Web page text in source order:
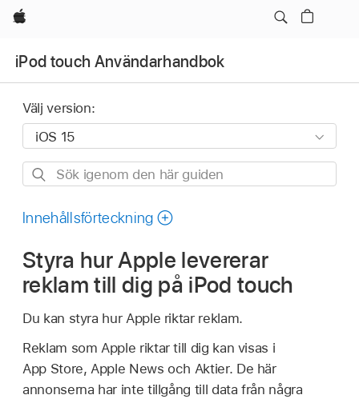
Apple
iPod touch Användarhandbok
Välj version:
Sök
den
guiden
Innehållsförteckning
Styra hur Apple levererar
reklam till dig på iPod touch
Du kan styra hur Apple riktar reklam.
Reklam som Apple riktar till dig kan visas i
App Store, Apple News och Aktier. De här
annonserna har inte tillgång till data från några